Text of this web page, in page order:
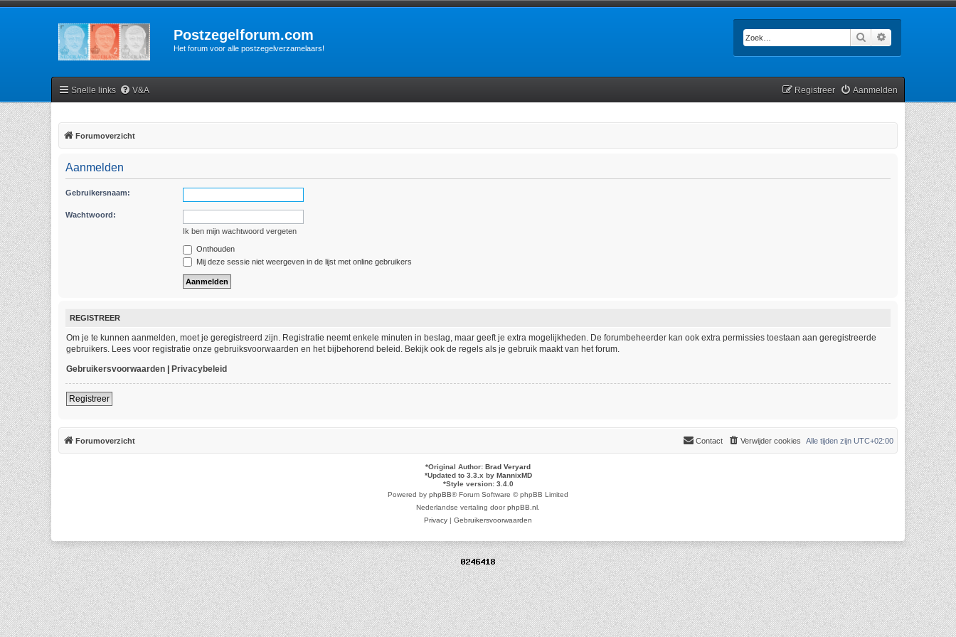
Postzegelforum.com
Het forum voor alle postzegelverzamelaars!
Zoek
Snelle links V&A Aanmelden
Registreer
Forumoverzicht
Aanmelden
Gebruikersnaam:
Wachtwoord:
Ik ben mijn wachtwoord vergeten
Onthouden
Mij deze sessie niet weergeven in de lijst met online gebruikers
REGISTREER
Om je te kunnen aanmelden, moet je geregistreerd zijn. Registratie neemt enkele minuten in beslag, maar geeft je extra mogelijkheden. De forumbeheerder kan ook extra permissies toestaan aan geregistreerde
gebruikers. Lees voor registratie onze gebruiksvoorwaarden en het bijbehorend beleid. Bekijk ook de regels als je gebruik maakt van het forum.
Gebruikersvoorwaarden | Privacybeleid
Registreer
Forumoverzicht Alle tijden zijn UTC+02:00
Verwijder cookies
Contact
*Original Author: Brad Veryard
*Updated to 3.3.x by MannixMD
*Style version: 3.4.0
Powered by phpBB® Forum Software © phpBB Limited
Nederlandse vertaling doorphpBB.nl
Privacy | Gebruikersvoorwaarden